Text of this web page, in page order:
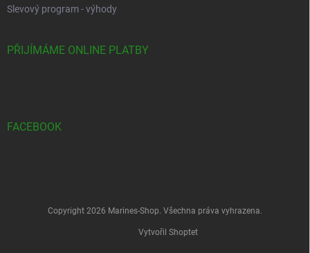
Slevový program - výhody
PŘIJÍMÁME ONLINE PLATBY
FACEBOOK
Vytvořil Shoptet
Copyright 2026 Marines-Shop. Všechna práva vyhrazena.